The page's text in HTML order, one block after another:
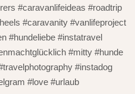
#caravanlifeideas #roadtrip
#caravanity #vanlifeproject
#hundeliebe #instatravel
#mitty #hunde
#instadog
#love #urlaub